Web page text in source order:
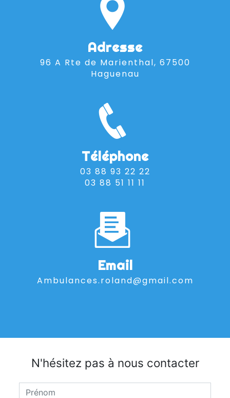
Adresse
96 A Rte de Marienthal, 67500
Haguenau
Téléphone
03 88 93 22 22
03 88 51 11 11
Email
ambulances.roland@gmail.com
N'hésitez pas à nous contacter